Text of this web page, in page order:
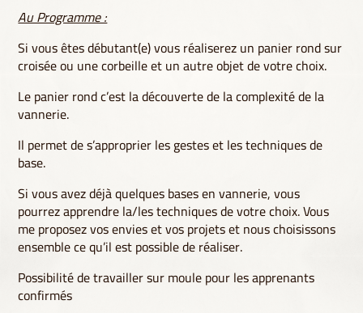
Au Programme :
Si vous êtes débutant(e) vous réaliserez un panier rond sur
croisée ou une corbeille et un autre objet de votre choix.
Le panier rond c’est la découverte de la complexité de la
vannerie.
Il permet de s’approprier les gestes et les techniques de
base.
Si vous avez déjà quelques bases en vannerie, vous
pourrez apprendre la/les techniques de votre choix. Vous
me proposez vos envies et vos projets et nous choisissons
ensemble ce qu’il est possible de réaliser.
Possibilité de travailler sur moule pour les apprenants
confirmés